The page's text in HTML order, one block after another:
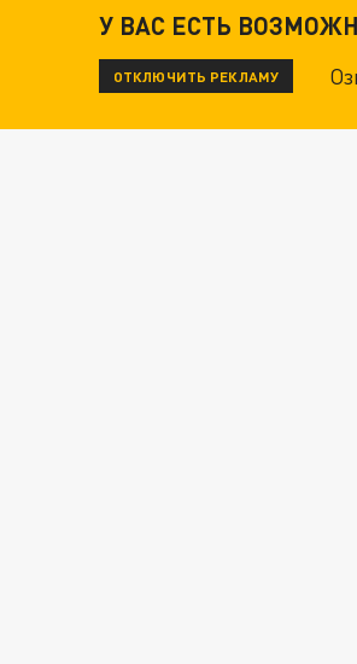
У ВАС ЕСТЬ
ОТКЛЮЧИТЬ РЕКЛАМУ